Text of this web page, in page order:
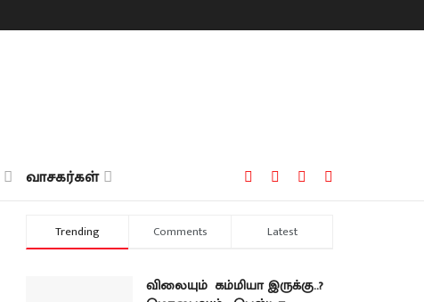
வாசகர்கள்
Trending Comments Latest
விலையும் கம்மியா இருக்கு..?